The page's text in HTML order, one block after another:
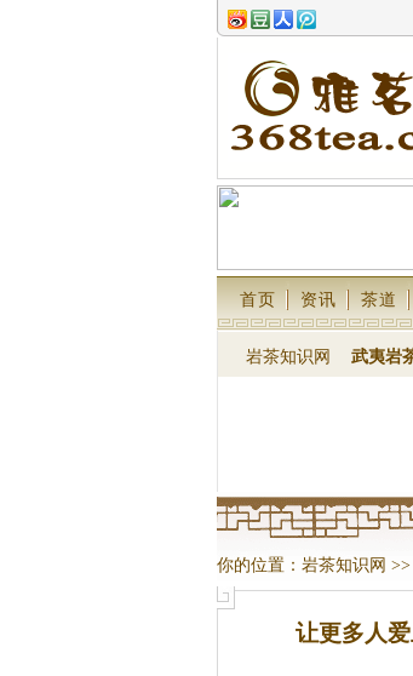
首页 资讯 茶道
岩茶知识网 武夷岩
你的位置： 岩茶知识网 >>
让更多人